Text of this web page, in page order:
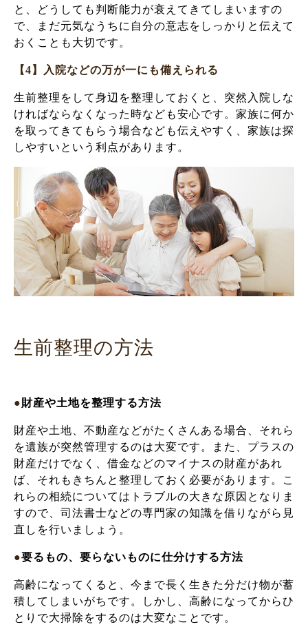
と、どうしても判断能力が衰えてきてしまいますの
で、まだ元気なうちに自分の意志をしっかりと伝えて
おくことも大切です。
【4】入院などの万が一にも備えられる
生前整理をして身辺を整理しておくと、突然入院しな
ければならなくなった時なども安心です。家族に何か
を取ってきてもらう場合なども伝えやすく、家族は探
しやすいという利点があります。
生前整理の方法
●財産や土地を整理する方法
財産や土地、不動産などがたくさんある場合、それら
を遺族が突然管理するのは大変です。また、プラスの
財産だけでなく、借金などのマイナスの財産があれ
ば、それもきちんと整理しておく必要があります。こ
れらの相続についてはトラブルの大きな原因となりま
すので、司法書士などの専門家の知識を借りながら見
直しを行いましょう。
●要るもの、要らないものに仕分けする方法
高齢になってくると、今まで長く生きた分だけ物が蓄
積してしまいがちです。しかし、高齢になってからひ
とりで大掃除をするのは大変なことです。